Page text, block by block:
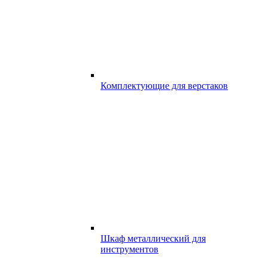
Комплектующие для верстаков
Шкаф металлический для
инструментов